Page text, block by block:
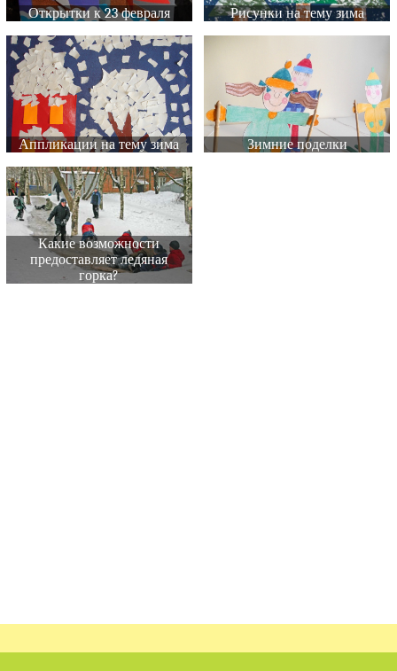
Открытки к 23 февраля Рисунки на тему зима
Аппликации на тему зима Зимние поделки
Какие возможности
предоставляет ледяная
горка?